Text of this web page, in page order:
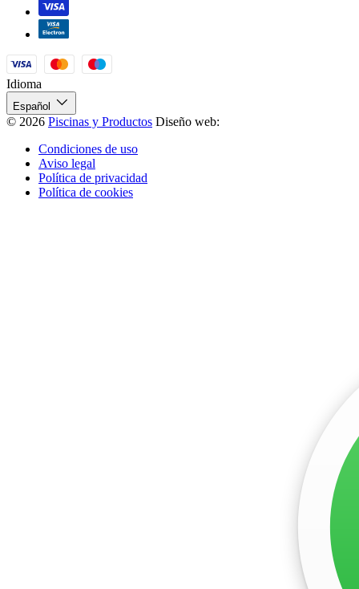
Idioma
Español
© 2026 Piscinas y Productos Diseño web:
Condiciones de uso
Aviso legal
Política de privacidad
Política de cookies